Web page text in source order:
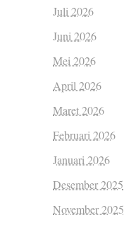
Juli 2026
Juni 2026
Mei 2026
April 2026
Maret 2026
Februari 2026
Januari 2026
Desember 2025
November 2025